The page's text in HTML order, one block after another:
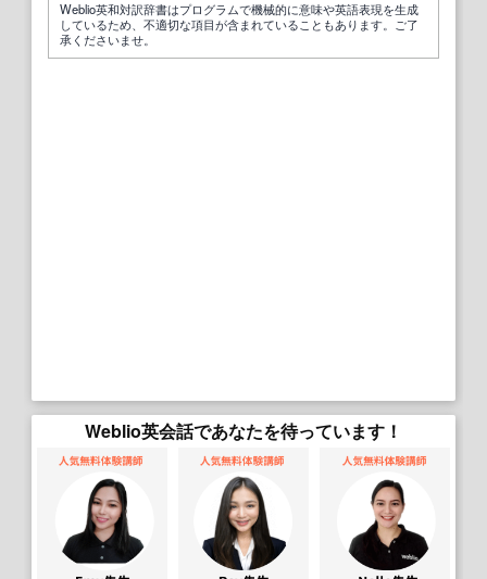
Weblio英和対訳辞書はプログラムで機械的に意味や英語表現を生成
しているため、不適切な項目が含まれていることもあります。ご了
承くださいませ。
Weblio英会話であなたを待っています！